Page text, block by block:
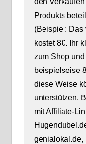
den
Produkts
(Beispiel: Das
kostet 8€. Ihr
zum Shop
beispielseise
diese Weise
unterstützen.
mit Affiliate-
genialokal.de,